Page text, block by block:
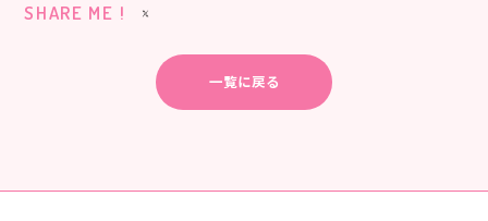
SHARE ME !
一覧に戻る